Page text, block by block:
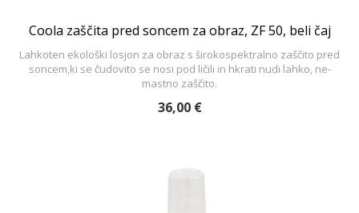
Coola zaščita pred soncem za obraz, ZF 50, beli čaj
Lahkoten ekološki losjon za obraz s širokospektralno zaščito pred
soncem,ki se čudovito se nosi pod ličili in hkrati nudi lahko, ne-
mastno zaščito.
36,00 €